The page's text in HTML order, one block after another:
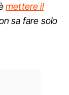
mettere il
sa fare solo